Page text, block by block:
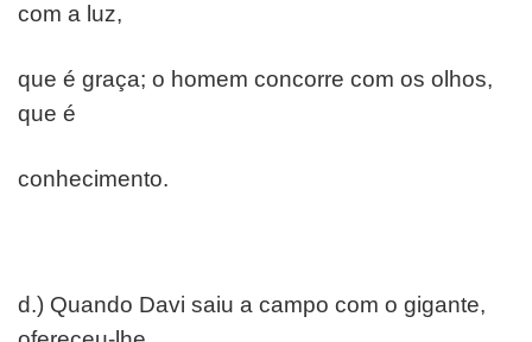
com a luz,
que é graça; o homem concorre com os olhos,
que é
conhecimento.
d.) Quando Davi saiu a campo com o gigante,